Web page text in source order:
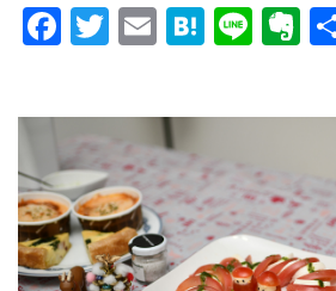
Facebook
Twitter
EmailHatena
Line